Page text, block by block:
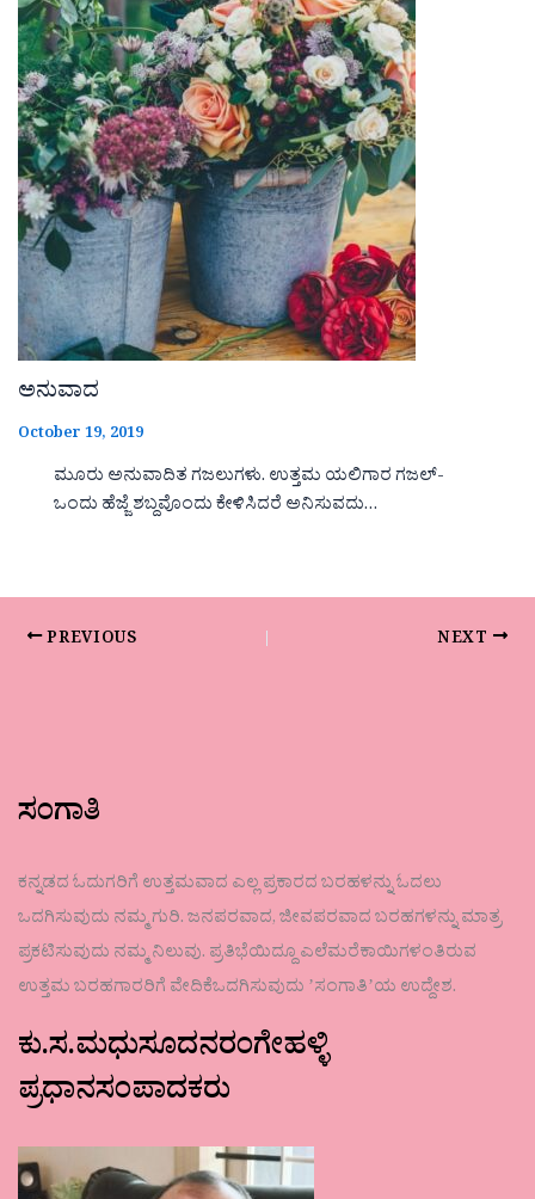
ಅನುವಾದ
October 19, 2019
ಮೂರು ಅನುವಾದಿತ ಗಜಲುಗಳು. ಉತ್ತಮ ಯಲಿಗಾರ ಗಜಲ್-
ಒಂದು ಹೆಜ್ಜೆ ಶಬ್ದವೊಂದು ಕೇಳಿಸಿದರೆ ಅನಿಸುವದು…
PREVIOUS NEXT
ಸಂಗಾತಿ
ಕನ್ನಡದ ಓದುಗರಿಗೆ ಉತ್ತಮವಾದ ಎಲ್ಲ ಪ್ರಕಾರದ ಬರಹಳನ್ನು ಓದಲು
ಒದಗಿಸುವುದು ನಮ್ಮ ಗುರಿ. ಜನಪರವಾದ, ಜೀವಪರವಾದ ಬರಹಗಳನ್ನು ಮಾತ್ರ
ಪ್ರಕಟಿಸುವುದು ನಮ್ಮ ನಿಲುವು. ಪ್ರತಿಭೆಯಿದ್ದೂ ಎಲೆಮರೆಕಾಯಿಗಳಂತಿರುವ
ಉತ್ತಮ ಬರಹಗಾರರಿಗೆ ವೇದಿಕೆಒದಗಿಸುವುದು ʼಸಂಗಾತಿʼಯ ಉದ್ದೇಶ.
ಕು.ಸ.ಮಧುಸೂದನರಂಗೇಹಳ್ಳಿ
ಪ್ರಧಾನಸಂಪಾದಕರು